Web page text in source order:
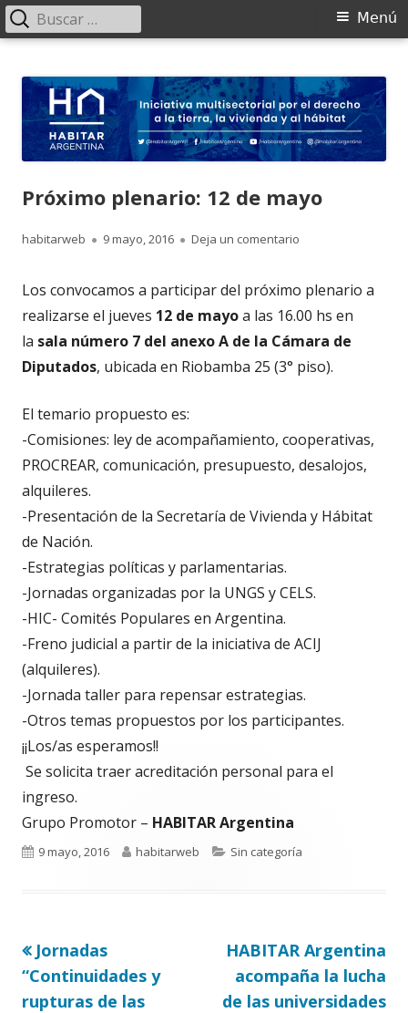
contenido
hábitat
Menú
Menú
Buscar:
Próximo plenario: 12 de mayo
Autor
habitarweb
Publicado
9 mayo, 2016 Deja un comentario
Los convocamos a participar del próximo plenario a
realizarse el jueves 12 de mayoa las 16.00 hs en
la sala número 7 del anexo A de la Cámara de
Diputados, ubicada en Riobamba 25 (3° piso).
El temario propuesto es:
-Comisiones: ley de acompañamiento, cooperativas,
PROCREAR, comunicación, presupuesto, desalojos,
alquileres.
-Presentación de la Secretaría de Vivienda y Hábitat
de Nación.
-Estrategias políticas y parlamentarias.
-Jornadas organizadas por la UNGS y CELS.
-HIC- Comités Populares en Argentina.
-Freno judicial a partir de la iniciativa de ACIJ
(alquileres).
-Jornada taller para repensar estrategias.
-Otros temas propuestos por los participantes.
¡¡Los/as esperamos!!
Se solicita traer acreditación personal para el
ingreso.
Grupo Promotor – HABITAR Argentina
Publicado
9 mayo, 2016 Autor
habitarweb Categorías
Sin categoría
Navegación
de
Artículo
anterior
Jornadas
“Continuidades y
rupturas de las
Artículo
siguiente
HABITAR Argentina
acompaña la lucha
de las universidades